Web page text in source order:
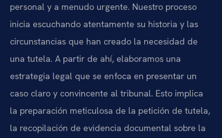
personal y a menudo urgente. Nuestro proceso
inicia escuchando atentamente su historia y las
circunstancias que han creado la necesidad de
una tutela. A partir de ahí, elaboramos una
estrategia legal que se enfoca en presentar un
caso claro y convincente al tribunal. Esto implica
la preparación meticulosa de la petición de tutela,
la recopilación de evidencia documental sobre la